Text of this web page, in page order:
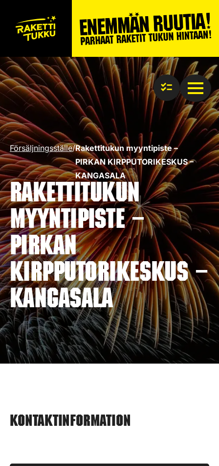
Försäljningsställe/Rakettitukun myyntipiste –
PIRKAN KIRPPUTORIKESKUS –
KANGASALA
Rakettitukun
myyntipiste –
PIRKAN
KIRPPUTORIKESKUS –
KANGASALA
Kontaktinformation